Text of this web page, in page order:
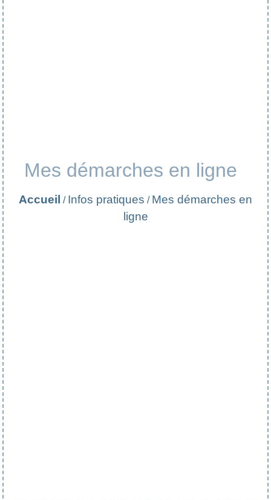
Mes démarches en ligne
Accueil / Infos pratiques / Mes démarches en
ligne